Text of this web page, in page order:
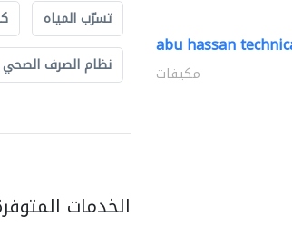
تسرّب المياه
نظام الصرف الصحي
الخدمات
abu hassan
مكيفات